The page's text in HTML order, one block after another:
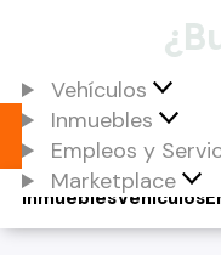
Vehículos
Inmuebles
Empleos y
Marketplace
Vehículos
Inmuebles